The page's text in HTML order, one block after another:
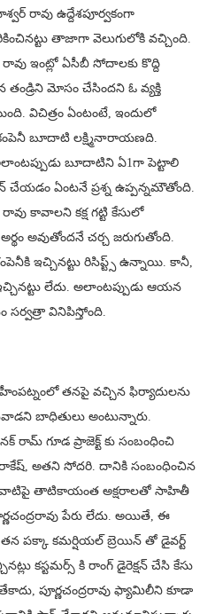
రావు ఉద్దేశపూర్వకంగా
తాజాగా వెలుగులోకి వచ్చింది.
ఇంట్లో ఏసీబీ సోదాలకు కొద్ది
తండ్రిని మోసం చేసిందని ఓ వ్యక్తి
విచిత్రం ఏంటంటే, ఇందులో
కంపెనీ బూదాటి లక్ష్మినారాయణది.
బూదాటిని ఏ1గా పెట్టాలి
చేయడం ఏంటనే ప్రశ్న ఉప్పన్నమౌతోంది.
కావాలని కక్ష గట్టి కేసులో
అవుతోందనే చర్చ జరుగుతోంది.
ఇచ్చినట్టు రిసిప్ట్స్ ఉన్నాయి. కానీ,
లేదు. అలాంటప్పుడు ఆయన
వినిపిస్తోంది.
తనపై వచ్చిన ఫిర్యాదులను
బాధితులు అంటున్నారు.
రామ్ గూడ ప్రాజెక్ట్ కు సంబంధించి
రాకేష్, అతని సోదరి. దానికి సంబంధించిన
వాటిపై తాటికాయంత అక్షరాలతో సాహితీ
పేరు లేదు. అయితే, ఈ
పక్కా కమర్షియల్ బ్రెయిన్ తో డైవర్ట్
కస్టమర్స్ కి రాంగ్ డైరెక్షన్ చేసి కేసు
పూర్ణచంద్రరావు ఫ్యామిలీని కూడా